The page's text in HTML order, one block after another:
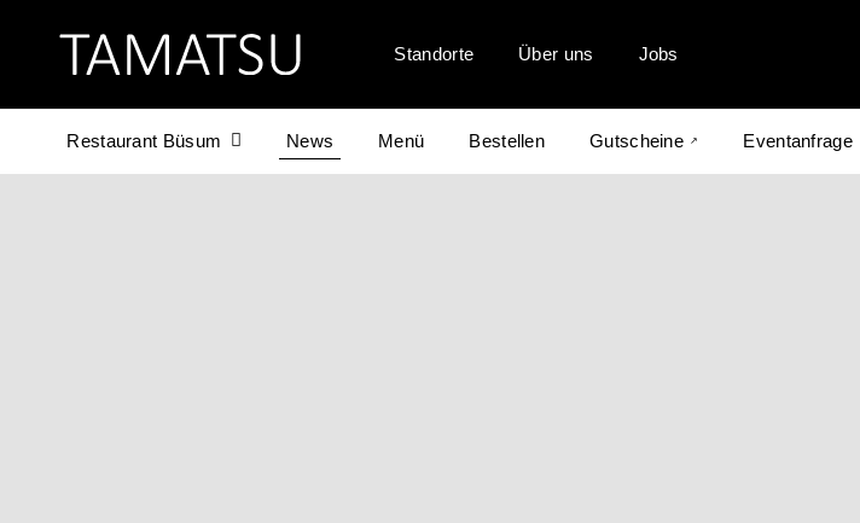
Standorte Über uns Jobs
Restaurant Büsum News Menü Bestellen Gutscheine ↗ Eventanfrage